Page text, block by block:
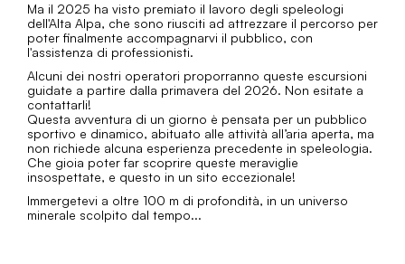
Ma il 2025 ha visto premiato il lavoro degli speleologi
dell'Alta Alpa, che sono riusciti ad attrezzare il percorso per
poter finalmente accompagnarvi il pubblico, con
l'assistenza di professionisti.
Alcuni dei nostri operatori proporranno queste escursioni
guidate a partire dalla primavera del 2026. Non esitate a
contattarli!
Questa avventura di un giorno è pensata per un pubblico
sportivo e dinamico, abituato alle attività all’aria aperta, ma
non richiede alcuna esperienza precedente in speleologia.
Che gioia poter far scoprire queste meraviglie
insospettate, e questo in un sito eccezionale!
Immergetevi a oltre 100 m di profondità, in un universo
minerale scolpito dal tempo...